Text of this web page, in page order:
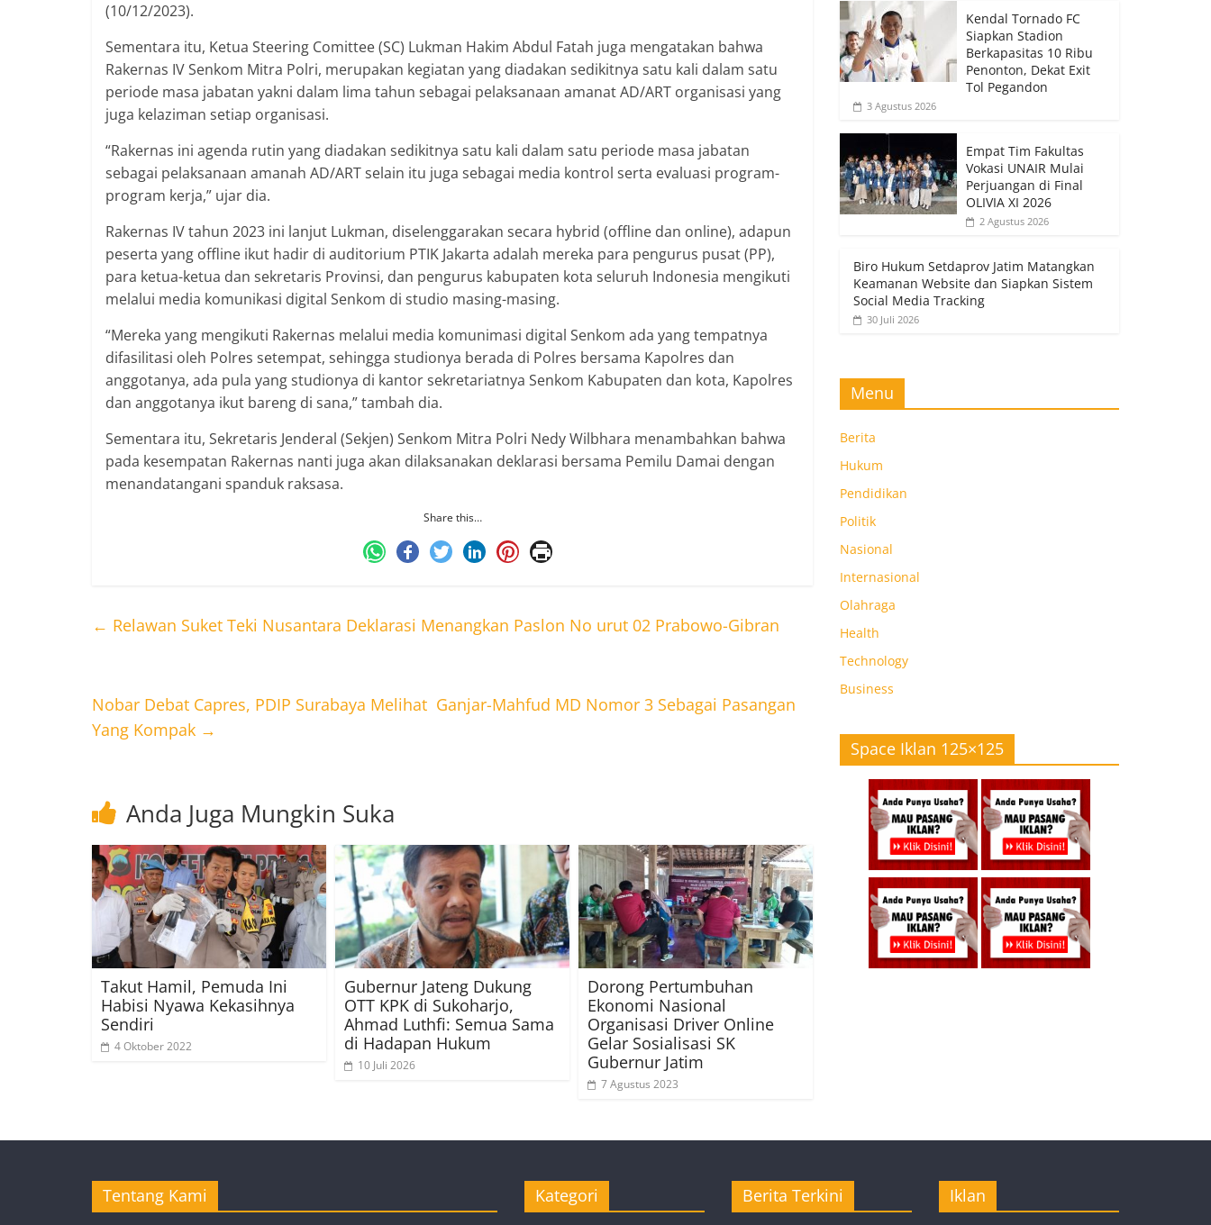
(10/12/2023).
Sementara itu, Ketua Steering Comittee (SC) Lukman Hakim Abdul Fatah juga mengatakan bahwa
Rakernas IV Senkom Mitra Polri, merupakan kegiatan yang diadakan sedikitnya satu kali dalam satu
periode masa jabatan yakni dalam lima tahun sebagai pelaksanaan amanat AD/ART organisasi yang
juga kelaziman setiap organisasi.
“Rakernas ini agenda rutin yang diadakan sedikitnya satu kali dalam satu periode masa jabatan
sebagai pelaksanaan amanah AD/ART selain itu juga sebagai media kontrol serta evaluasi program-
program kerja,” ujar dia.
Rakernas IV tahun 2023 ini lanjut Lukman, diselenggarakan secara hybrid (offline dan online), adapun
peserta yang offline ikut hadir di auditorium PTIK Jakarta adalah mereka para pengurus pusat (PP),
para ketua-ketua dan sekretaris Provinsi, dan pengurus kabupaten kota seluruh Indonesia mengikuti
melalui media komunikasi digital Senkom di studio masing-masing.
“Mereka yang mengikuti Rakernas melalui media komunimasi digital Senkom ada yang tempatnya
difasilitasi oleh Polres setempat, sehingga studionya berada di Polres bersama Kapolres dan
anggotanya, ada pula yang studionya di kantor sekretariatnya Senkom Kabupaten dan kota, Kapolres
dan anggotanya ikut bareng di sana,” tambah dia.
Sementara itu, Sekretaris Jenderal (Sekjen) Senkom Mitra Polri Nedy Wilbhara menambahkan bahwa
pada kesempatan Rakernas nanti juga akan dilaksanakan deklarasi bersama Pemilu Damai dengan
menandatangani spanduk raksasa.
Share this…
← Relawan Suket Teki Nusantara Deklarasi Menangkan Paslon No urut 02 Prabowo-Gibran
Nobar Debat Capres, PDIP Surabaya Melihat Ganjar-Mahfud MD Nomor 3 Sebagai Pasangan
Yang Kompak →
Anda Juga Mungkin Suka
Takut Hamil, Pemuda Ini
Habisi Nyawa Kekasihnya
Sendiri
4 Oktober 2022
Gubernur Jateng Dukung
OTT KPK di Sukoharjo,
Ahmad Luthfi: Semua Sama
di Hadapan Hukum
10 Juli 2026
Dorong Pertumbuhan
Ekonomi Nasional
Organisasi Driver Online
Gelar Sosialisasi SK
Gubernur Jatim
7 Agustus 2023
Kendal Tornado FC
Siapkan Stadion
Berkapasitas 10 Ribu
Penonton, Dekat Exit
Tol Pegandon
3 Agustus 2026
Empat Tim Fakultas
Vokasi UNAIR Mulai
Perjuangan di Final
OLIVIA XI 2026
2 Agustus 2026
Biro Hukum Setdaprov Jatim Matangkan
Keamanan Website dan Siapkan Sistem
Social Media Tracking
30 Juli 2026
Menu
Berita
Hukum
Pendidikan
Politik
Nasional
Internasional
Olahraga
Health
Technology
Business
Space Iklan 125×125
Tentang Kami Kategori Berita Terkini Iklan